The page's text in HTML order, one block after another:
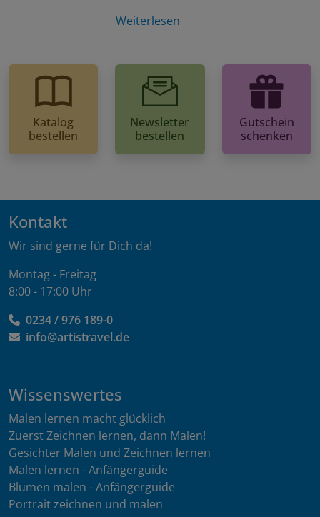
Weiterlesen
Katalog
bestellen
Newsletter
bestellen
Gutschein
schenken
Kontakt
Wir sind gerne für Dich da!
Montag - Freitag
8:00 - 17:00 Uhr
0234 / 976 189-0
info@artistravel.de
Wissenswertes
Malen lernen macht glücklich
Zuerst Zeichnen lernen, dann Malen!
Gesichter Malen und Zeichnen lernen
Malen lernen - Anfängerguide
Blumen malen - Anfängerguide
Portrait zeichnen und malen